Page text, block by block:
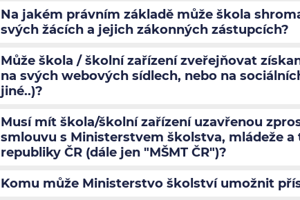
Na jakém právním základě může škola
svých žácích a jejich zákonných zástupcích?
Může škola / školní zařízení zveřejňovat
na svých webových sídlech, nebo na
jiné..)?
Musí mít škola/školní zařízení uzavřenou
smlouvu s Ministerstvem školstva, mládeže a
republiky ČR (dále jen "MŠMT ČR")?
Komu může Ministerstvo školství umožnit